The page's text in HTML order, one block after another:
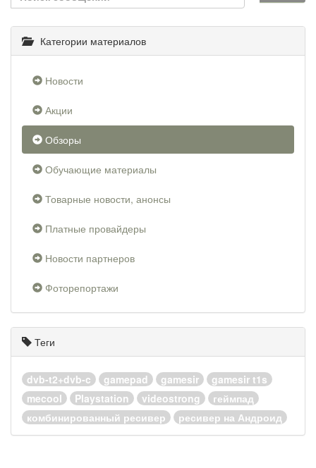
Категории материалов
Новости
Акции
Обзоры
Обучающие материалы
Товарные новости, анонсы
Платные провайдеры
Новости партнеров
Фоторепортажи
Теги
dvb-t2+dvb-c gamepad gamesir
gamesir t1s
mecool
Playstation videostrong
геймпад
комбинированный ресивер
ресивер на Андроид